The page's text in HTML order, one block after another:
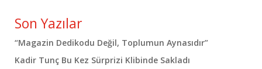
Son Yazılar
“Magazin Dedikodu Değil, Toplumun Aynasıdır”
Kadir Tunç Bu Kez Sürprizi Klibinde Sakladı